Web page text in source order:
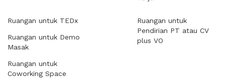
Ruangan untuk TEDx
Ruangan untuk Demo
Masak
Ruangan untuk
Coworking Space
Ruangan untuk
Pendirian PT atau CV
plus VO